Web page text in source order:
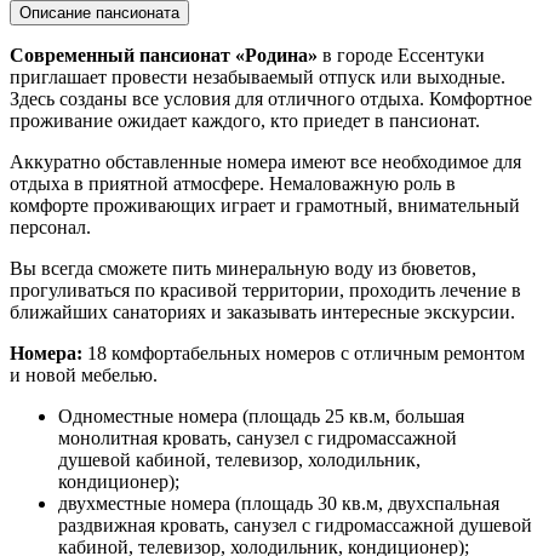
Описание пансионата
Современный пансионат «Родина» в городе Ессентуки
приглашает провести незабываемый отпуск или выходные.
Здесь созданы все условия для отличного отдыха. Комфортное
проживание ожидает каждого, кто приедет в пансионат.
Аккуратно обставленные номера имеют все необходимое для
отдыха в приятной атмосфере. Немаловажную роль в
комфорте проживающих играет и грамотный, внимательный
персонал.
Вы всегда сможете пить минеральную воду из бюветов,
прогуливаться по красивой территории, проходить лечение в
ближайших санаториях и заказывать интересные экскурсии.
Номера: 18 комфортабельных номеров с отличным ремонтом
и новой мебелью.
Одноместные номера (площадь 25 кв.м, большая
монолитная кровать, санузел с гидромассажной
душевой кабиной, телевизор, холодильник,
кондиционер);
двухместные номера (площадь 30 кв.м, двухспальная
раздвижная кровать, санузел с гидромассажной душевой
кабиной, телевизор, холодильник, кондиционер);